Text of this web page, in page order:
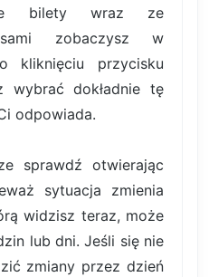
bilety wraz ze
zobaczysz w
kliknięciu przycisku
wybrać dokładnie tę
odpowiada.
sprawdź otwierając
sytuacja zmienia
widzisz teraz, może
lub dni. Jeśli się nie
zmiany przez dzień